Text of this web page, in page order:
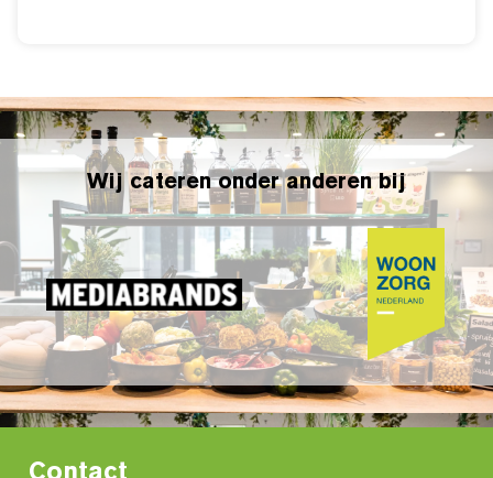
Wij cateren onder anderen bij
Contact